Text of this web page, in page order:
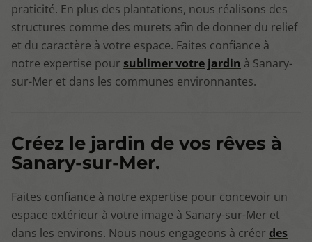
praticité. En plus des plantations, nous réalisons des
structures comme des murets afin de donner du relief
et du caractère à votre espace. Faites confiance à
notre expertise pour sublimer votre jardin à Sanary-
sur-Mer et dans les communes environnantes.
Créez le jardin de vos rêves à
Sanary-sur-Mer.
Faites confiance à notre expertise pour concevoir un
espace extérieur à votre image à Sanary-sur-Mer et
dans les environs. Nous nous engageons à créer des